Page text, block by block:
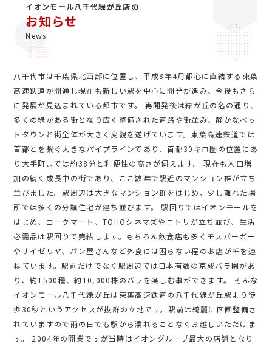
イオンモール八千代緑が丘店の
お知らせ
News
八千代市は千葉県北西部に位置し、平成8年4月都心に直結する東葉
高速鉄道が開通し現在も新しい駅を中心に開発が進み、今後もさら
に発展が見込まれている都市です。 再開発後は緑が丘の名の通り、
多くの緑がある街となり広く整備された道路や街並み、静かなベッ
トタウンと街全体が大きく変貌を遂げています。東葉高速鉄道では
首都とを繋ぐ大きなパイプラインであり、首都30キロ圏の位置にあ
り大手町までは約38分と利便性の高さが伺えます。 現在も人口増
加の続く成長中の街であり、ここ数年で駅近のマンション群が立ち
並びました。駅周辺は大きなマンション群をはじめ、少し離れた場
所では多くの分譲住宅が建ち並びます。 駅回りではイオンモールを
はじめ、ヨークマート、TOHOシネマズやニトリが立ち並び、生活
必需品は駅回りで完結します。もちろん飲食店も多くモスバーガー
やサイゼリヤ、パン屋さんなど外食には困らない程のお店が軒を連
ねています。駅前だけでなく駅周辺では日本有数の京成バラ園があ
り、約1500種、約10,000株のバラを楽しむ事ができます。 そんな
イオンモール八千代緑が丘は東葉高速鉄道の八千代緑が丘駅より徒
歩30秒というアクセスが抜群の立地です。駅前は綺麗に区画整備さ
れていますので雨の日でも駅から濡れることなくお越しいただけま
す。 2004年の開業ですが当時はイオングループ最大の店舗となり